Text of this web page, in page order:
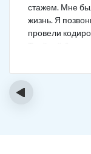
стажем. Мне
жизнь. Я
провели
Тройной блок в
Мы
работу
‹